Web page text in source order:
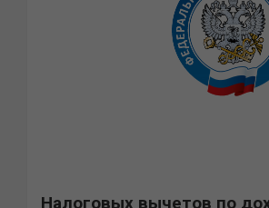
Налоговых вычетов по